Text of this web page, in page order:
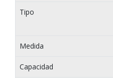
Tipo
Medida
Capacidad